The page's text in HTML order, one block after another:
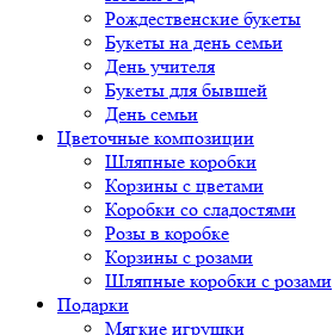
Рождественские букеты
Букеты на день семьи
День учителя
Букеты для бывшей
День семьи
Цветочные композиции
Шляпные коробки
Корзины с цветами
Коробки со сладостями
Розы в коробке
Корзины с розами
Шляпные коробки с розами
Подарки
Мягкие игрушки